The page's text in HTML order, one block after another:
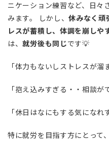
ニケーション練習など、日々
みます。 しかし、休みなく頑
レスが蓄積し、体調を崩しや
は、就労後も同じです💡
「体力もないしストレスが溜
「抱え込みすぎる・・相談が
「休日はなにもする気になれ
特に就労を目指す方にとって、